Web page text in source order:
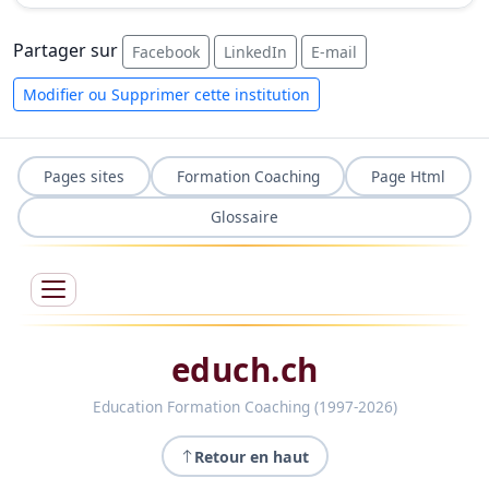
Partager sur Facebook LinkedIn E-mail
Modifier ou Supprimer cette institution
Pages sites Formation Coaching
Page Html
Glossaire
educh.ch
Education Formation Coaching (1997-2026)
Retour en haut